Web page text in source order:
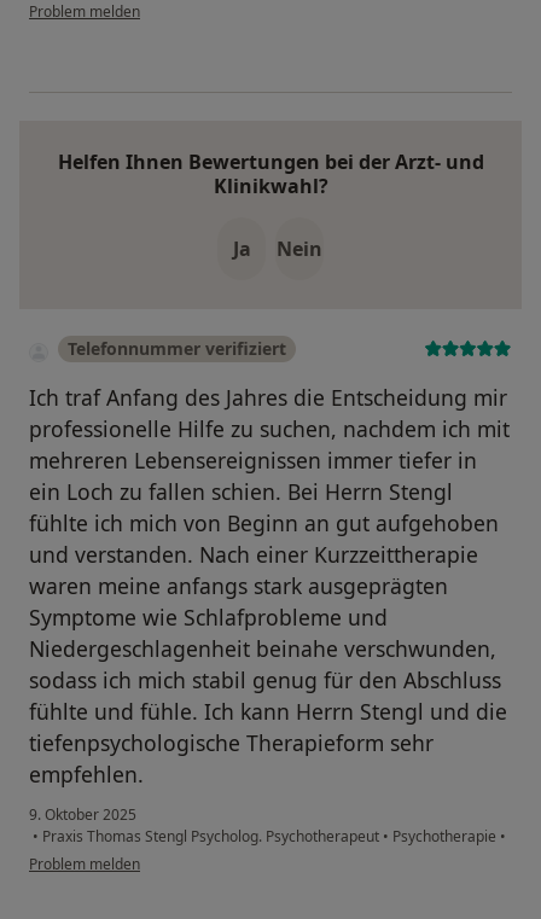
Problem melden
Helfen Ihnen Bewertungen bei der Arzt- und
Klinikwahl?
Ja Nein
Telefonnummer verifiziert
Ich traf Anfang des Jahres die Entscheidung mir
professionelle Hilfe zu suchen, nachdem ich mit
mehreren Lebensereignissen immer tiefer in
ein Loch zu fallen schien. Bei Herrn Stengl
fühlte ich mich von Beginn an gut aufgehoben
und verstanden. Nach einer Kurzzeittherapie
waren meine anfangs stark ausgeprägten
Symptome wie Schlafprobleme und
Niedergeschlagenheit beinahe verschwunden,
sodass ich mich stabil genug für den Abschluss
fühlte und fühle. Ich kann Herrn Stengl und die
tiefenpsychologische Therapieform sehr
empfehlen.
9. Oktober 2025
• Praxis Thomas Stengl Psycholog. Psychotherapeut • Psychotherapie •
Problem melden